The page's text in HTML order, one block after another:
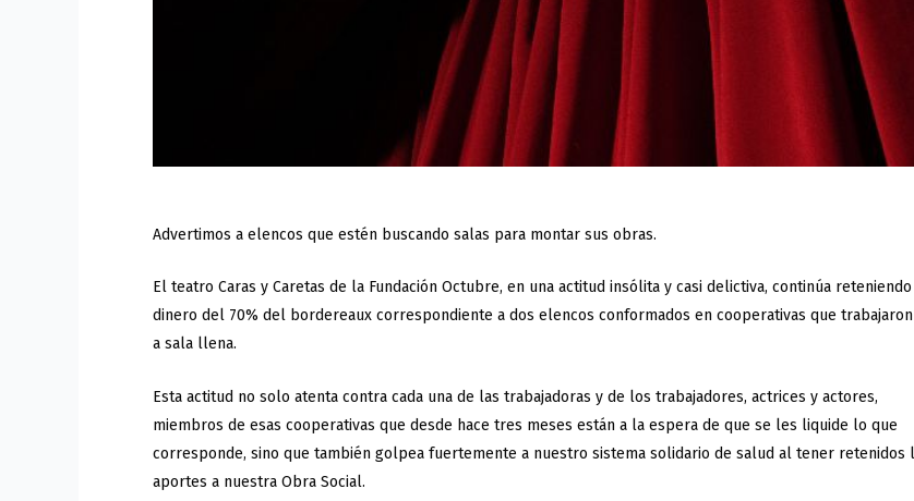
Advertimos a elencos que estén buscando salas para montar sus obras.
El teatro Caras y Caretas de la Fundación Octubre, en una actitud insólita y casi delictiva, continúa
dinero del 70% del bordereaux correspondiente a dos elencos conformados en cooperativas que
a sala llena.
Esta actitud no solo atenta contra cada una de las trabajadoras y de los trabajadores, actrices y actores,
miembros de esas cooperativas que desde hace tres meses están a la espera de que se les liquide lo que
corresponde, sino que también golpea fuertemente a nuestro sistema solidario de salud al tener retenidos
aportes a nuestra Obra Social.